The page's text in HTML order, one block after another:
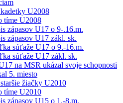
U2008
tíme U2008
zápasov U17 o 9-.16.m.
zápasov U17 zákl. sk.
súťaže U17 o 9.-16.m.
súťaže U17 zákl. sk.
na MSR ukázal svoje schopnosti
5. miesto
žiačky U2010
tíme U2010
zápasov U15 o 1.-8.m.